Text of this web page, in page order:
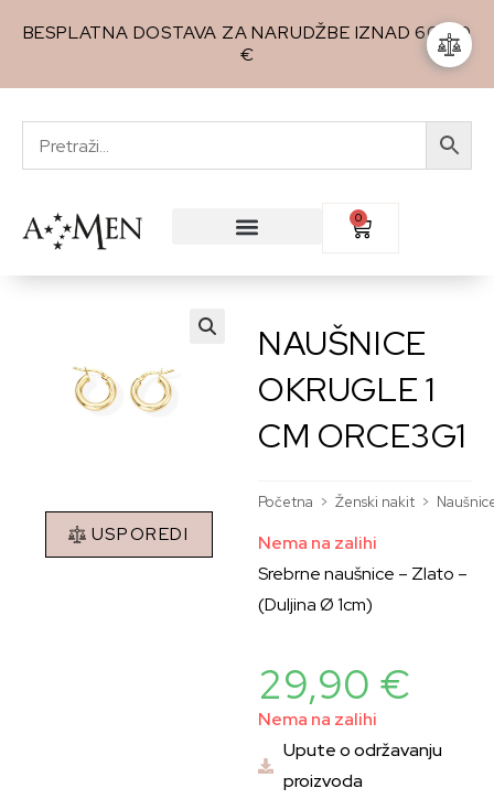
BESPLATNA DOSTAVA ZA NARUDŽBE IZNAD 60,00
€
0
USPOREDI
NAUŠNICE
OKRUGLE 1
CM ORCE3G1
Početna > Ženski nakit >
Nema na zalihi
Srebrne naušnice – Zlato –
(Duljina Ø 1cm)
29,90 €
Nema na zalihi
Upute o održavanju
proizvoda